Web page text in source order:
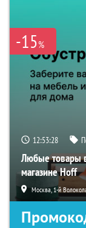
-15%
12:53:27
Любые товары
магазине Hoff
Москва, 1-й